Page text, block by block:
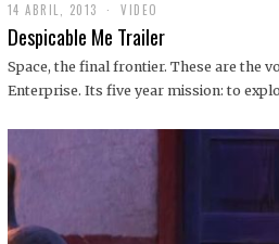
14 ABRIL, 2013
9
D
C
I
1
VIDEO
Despicable Me Trailer
Space, the final frontier. These are the
Enterprise. Its five year mission: to